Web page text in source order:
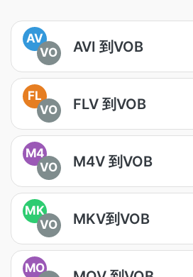
AV
VO
AVI 到VOB
FL
VO
FLV 到VOB
M4
VO
M4V 到VOB
MK
VO
MKV到VOB
MO